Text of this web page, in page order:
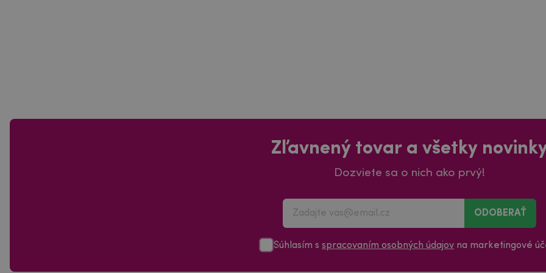
Zľavnený tovar a všetky
Dozviete sa o nich ako prvý!
ODOBERAŤ
Súhlasím s spracovaním osobných údajov na marketingové